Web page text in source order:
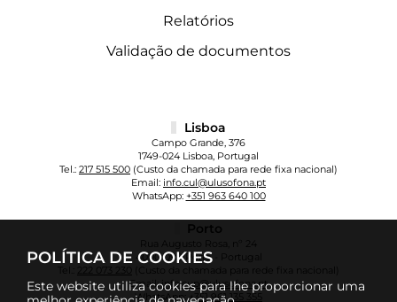
POLÍTICA DE COOKIES
Este website utiliza cookies para lhe proporcionar uma
Relatórios
Validação de documentos
Lisboa
Campo Grande, 376
1749-024 Lisboa, Portugal
Tel.: 217 515 500 (Custo da chamada para rede fixa nacional)
Email: info.cul@ulusofona.pt
WhatsApp: +351 963 640 100
Porto
Rua Augusto Rosa, nº 24
4000-098 Porto - Portugal
222 073 230
(Custo da chamada para rede fixa nacional)
Email:info.cup@ulusofona.pt
WhatsApp:+351 961 135 355